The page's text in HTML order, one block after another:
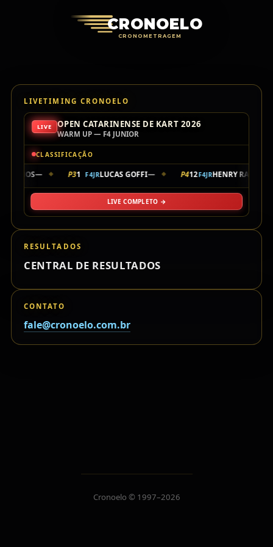
CRONOELO
CRONOMETRAGEM
LIVETIMING CRONOELO
LIVE OPEN CATARINENSE DE KART 2026
WARM UP — F4 JUNIOR
CLASSIFICAÇÃO
RAMOS— ◆ P31 F4JRLUCAS GOFFI— ◆ P412F4JRHENRY
LIVE COMPLETO →
RESULTADOS
CENTRAL DE RESULTADOS
CONTATO
fale@cronoelo.com.br
Cronoelo © 1997–2026